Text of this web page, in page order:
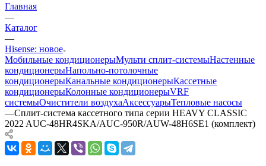
Главная
—
Каталог
—
Hisense: новое
Мобильные кондиционерыМульти сплит-системыНастенные
кондиционерыНапольно-потолочные
кондиционерыКанальные кондиционерыКассетные
кондиционерыКолонные кондиционерыVRF
системыОчистители воздухаАксессуарыТепловые насосы
—Сплит-система кассетного типа серии HEAVY CLASSIC
2022 AUC-48HR4SKA/AUC-950R/AUW-48H6SE1 (комплект)